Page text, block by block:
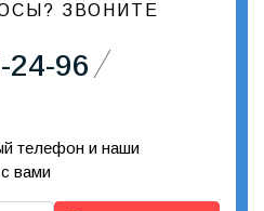
ЗВОНИТЕ
24-96
телефон и наши
вами